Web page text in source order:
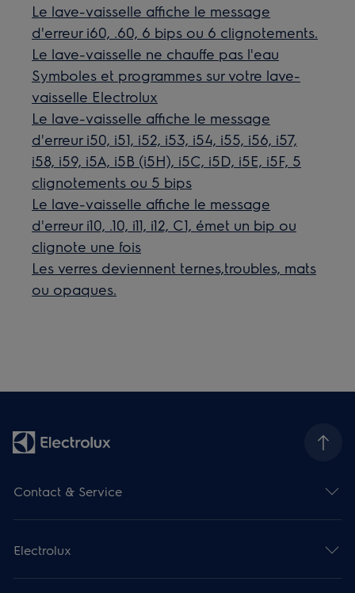
Le lave-vaisselle affiche le message
d'erreur i60, .60, 6 bips ou 6 clignotements.
Le lave-vaisselle ne chauffe pas l'eau
Symboles et programmes sur votre lave-
vaisselle Electrolux
Le lave-vaisselle affiche le message
d'erreur i50, i51, i52, i53, i54, i55, i56, i57,
i58, i59, i5A, i5B (i5H), i5C, i5D, i5E, i5F, 5
clignotements ou 5 bips
Le lave-vaisselle affiche le message
d'erreur i10, .10, i11, i12, C1, émet un bip ou
clignote une fois
Les verres deviennent ternes,troubles, mats
ou opaques.
Contact & Service
Electrolux